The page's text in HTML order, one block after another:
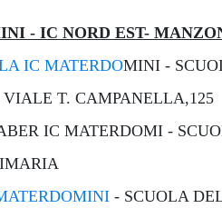
- IC NORD EST-
IC MATERDOMINI -
T. CAMPANELLA,125
IC MATERDOMI -
- SCUOLA